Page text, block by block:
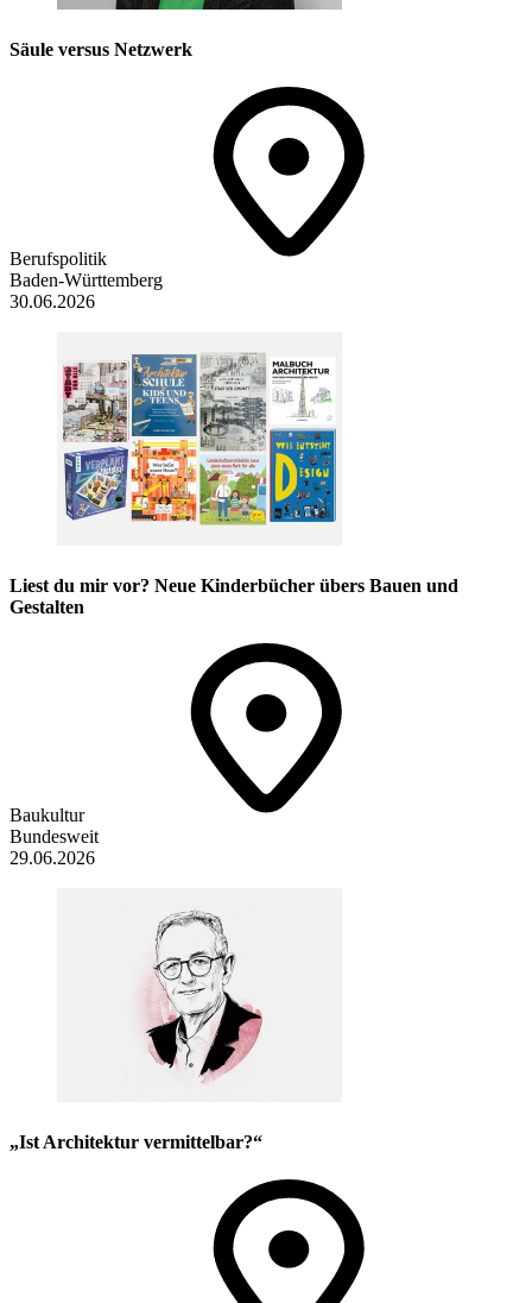
Säule versus Netzwerk
Berufspolitik
Baden-Württemberg
30.06.2026
Liest du mir vor? Neue Kinderbücher übers Bauen und
Gestalten
Baukultur
Bundesweit
29.06.2026
„Ist Architektur vermittelbar?“